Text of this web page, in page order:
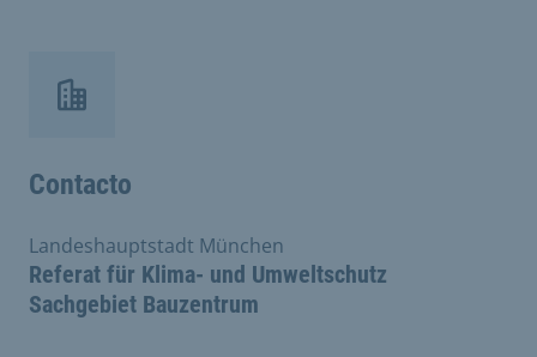
Contacto
Referat für Klima- und Umweltschutz
Sachgebiet Bauzentrum
Landeshauptstadt München